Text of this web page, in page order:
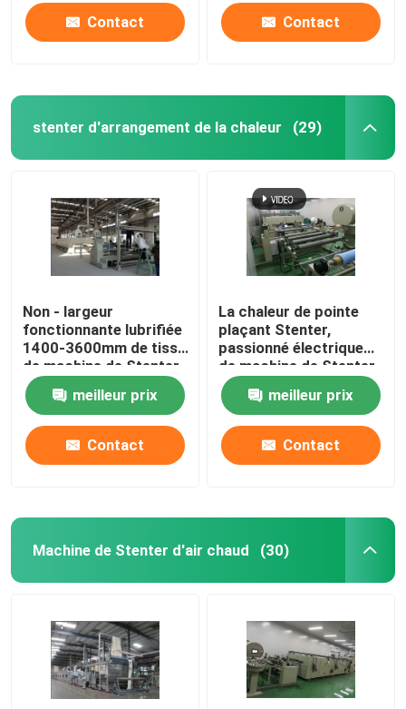
Contact Contact
stenter d'arrangement de la chaleur (29)
Non - largeur
fonctionnante lubrifiée
1400-3600mm de tissu
de machine de Stenter
de tissu de rail
meilleur prix
Contact
La chaleur de pointe
plaçant Stenter,
passionné électrique
de machine de Stenter
de tissu
meilleur prix
Contact
Machine de Stenter d'air chaud (30)